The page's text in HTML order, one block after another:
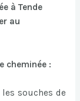
à Tende
au
cheminée :
souches de